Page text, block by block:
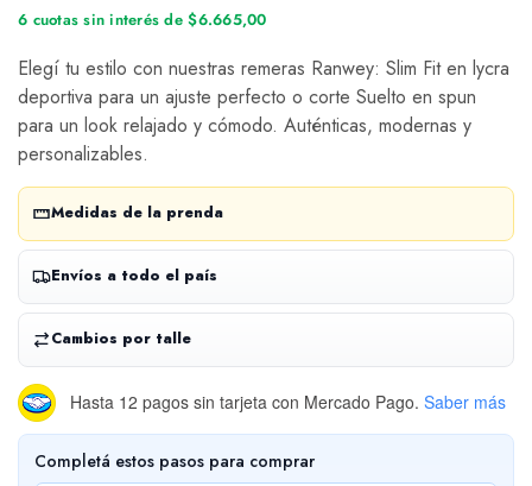
6 cuotas sin interés de $6.665,00
Elegí tu estilo con nuestras remeras Ranwey: Slim Fit en lycra
deportiva para un ajuste perfecto o corte Suelto en spun
para un look relajado y cómodo. Auténticas, modernas y
personalizables.
Medidas de la prenda
Envíos a todo el país
Cambios por talle
Hasta 12 pagos sin tarjeta con Mercado Pago. Saber más
Completá estos pasos para comprar